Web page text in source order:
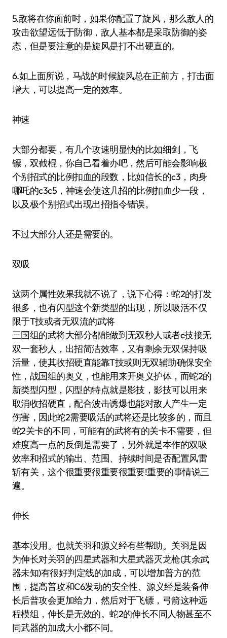
5.敌将在你面前时，如果你配置了旋风，那么敌人的
攻击欲望远低于防御，敌人基本都是采取防御的姿
态，但是要注意的是旋风是打不出硬直的。
6.如上面所说，马战的时候旋风总在正前方，打击面
增大，可以提高一定的效率。
神速
大部分都要，有几个攻速明显快的比如细剑，飞
镖，双截棍，你自己看着办吧，然后可能会影响极
个别招式的比例扣血的段数，比如信长的c3，肉身
哪吒的c3c5，神速会使这几招的比例扣血少一段，
以及极个别招式出现出招指令错误。
不过大部分人还是需要的。
双吸
这两个属性效果我就不说了，说下心得：蛇2的打发
很多，也有闪型这个新类型的出现，所以吸活不仅
限于T技或者无双流的武将
三国组的武将大部分都能做到无双秒人或者c技接无
双一套秒人，出招简洁效率，又有剩余无双保持吸
活量，使其收招硬直能靠T技或则无双辅助确保安全
性，战国组的奥义，也能用来开奥义护体，而蛇2的
新类型闪型，闪型的特点就是影技，影技可以用来
取消收招硬直，配合波击诱爆也能对敌人产生一定
伤害，因此蛇2需要吸活的武将还是比较多的，而且
蛇2关卡的不同，可能有的武将有的关卡不需要，但
难度高一点的反倒是需要了，另外就是本作的双吸
效率和招式的输出、范围、持续时间是否配置风雷
斩有关，这个很重要很重要很重要!重要的事情说三
遍。
伸长
基本没用。也就关羽和源义经有些帮助。关羽是因
为伸长对关羽的四星武器和大星武器灭龙枪(其余武
器未知)有很好判定线的加成，可以增加普方的范
围，提高普攻和C6发动的安全性、源义经是装备伸
长后普攻会更加给力，然后对于飞镖，弓箭这种远
程模组，伸长是无效的。蛇2的伸长不同人物甚至不
同武器的加成大小都不同。